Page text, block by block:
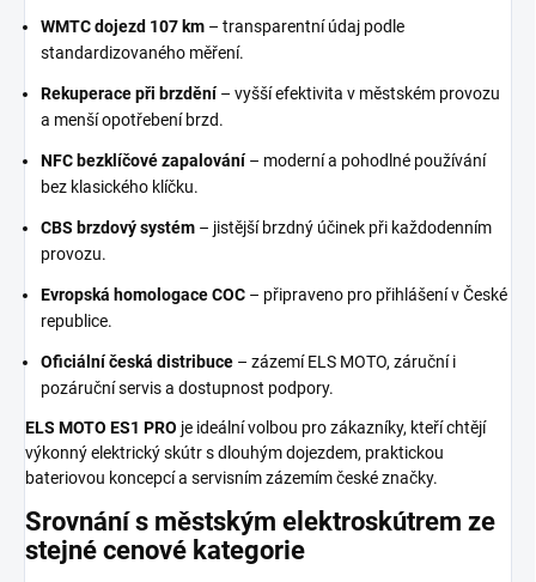
WMTC dojezd 107 km– transparentní údaj podle
standardizovaného měření.
Rekuperace při brzdění– vyšší efektivita v městském provozu
a menší opotřebení brzd.
NFC bezklíčové zapalování– moderní a pohodlné používání
bez klasického klíčku.
CBS brzdový systém– jistější brzdný účinek při každodenním
provozu.
Evropská homologace COC– připraveno pro přihlášení v České
republice.
Oficiální česká distribuce– zázemí ELS MOTO, záruční i
pozáruční servis a dostupnost podpory.
ELS MOTO ES1 PRO je ideální volbou pro zákazníky, kteří chtějí
výkonný elektrický skútr s dlouhým dojezdem, praktickou
bateriovou koncepcí a servisním zázemím české značky.
Srovnání s městským elektroskútrem ze
stejné cenové kategorie